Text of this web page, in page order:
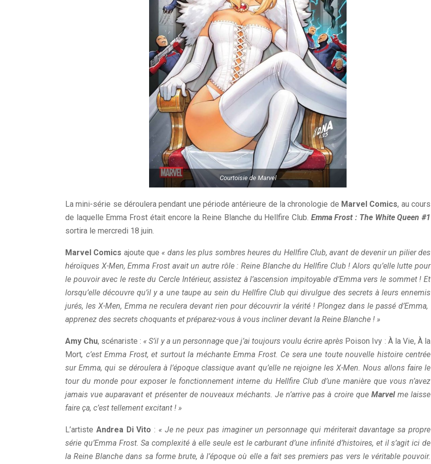
Courtoisie de Marvel
La mini-série se déroulera pendant une période antérieure de la chronologie de Marvel Comics, au cours
de laquelle Emma Frost était encore la Reine Blanche du Hellfire Club. Emma Frost : The White Queen #1
sortira le mercredi 18 juin.
Marvel Comics ajoute que « dans les plus sombres heures du Hellfire Club, avant de devenir un pilier des
héroïques X-Men, Emma Frost avait un autre rôle : Reine Blanche du Hellfire Club ! Alors qu’elle lutte pour
le pouvoir avec le reste du Cercle Intérieur, assistez à l’ascension impitoyable d’Emma vers le sommet ! Et
lorsqu’elle découvre qu’il y a une taupe au sein du Hellfire Club qui divulgue des secrets à leurs ennemis
jurés, les X-Men, Emma ne reculera devant rien pour découvrir la vérité ! Plongez dans le passé d’Emma, ​​
apprenez des secrets choquants et préparez-vous à vous incliner devant la Reine Blanche ! »
Amy Chu, scénariste : « S’il y a un personnage que j’ai toujours voulu écrire après Poison Ivy : À la Vie, À la
Mort, c’est Emma Frost, et surtout la méchante Emma Frost. Ce sera une toute nouvelle histoire centrée
sur Emma, ​​qui se déroulera à l’époque classique avant qu’elle ne rejoigne les X-Men. Nous allons faire le
tour du monde pour exposer le fonctionnement interne du Hellfire Club d’une manière que vous n’avez
jamais vue auparavant et présenter de nouveaux méchants. Je n’arrive pas à croire que Marvelme laisse
faire ça, c’est tellement excitant ! »
L’artiste Andrea Di Vito : « Je ne peux pas imaginer un personnage qui mériterait davantage sa propre
série qu’Emma Frost. Sa complexité à elle seule est le carburant d’une infinité d’histoires, et il s’agit ici de
la Reine Blanche dans sa forme brute, à l’époque où elle a fait ses premiers pas vers le véritable pouvoir.